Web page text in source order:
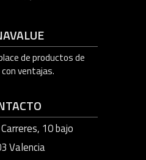
de productos de
ventajas.
10 bajo
Valencia